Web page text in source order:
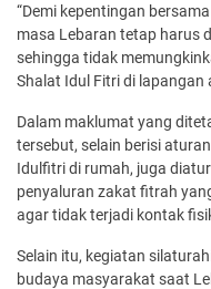
“Demi kepentingan
masa Lebaran tetap harus
sehingga tidak
Shalat Idul Fitri di lapangan
Dalam maklumat yang
tersebut, selain berisi
Idulfitri di rumah, juga
penyaluran zakat fitrah
agar tidak terjadi kontak
Selain itu, kegiatan
budaya masyarakat saat